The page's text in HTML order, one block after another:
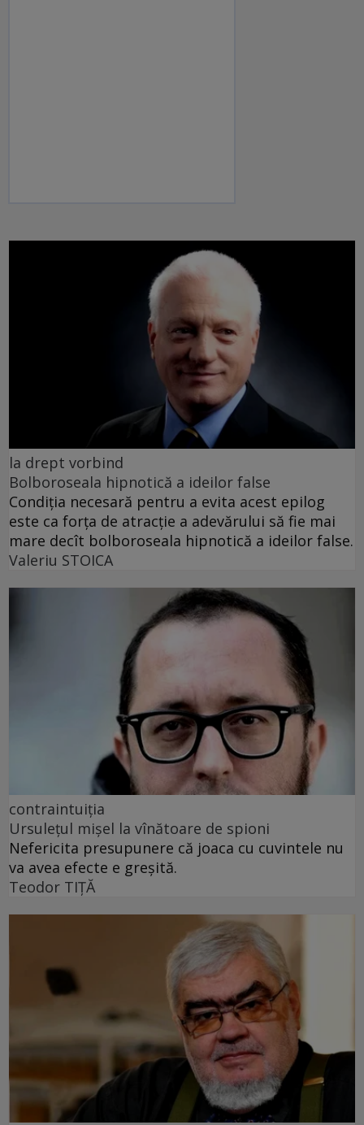
la drept vorbind
Bolboroseala hipnotică a ideilor false
Condiția necesară pentru a evita acest epilog
este ca forța de atracție a adevărului să fie mai
mare decît bolboroseala hipnotică a ideilor false.
Valeriu STOICA
contraintuiția
Ursulețul mișel la vînătoare de spioni
Nefericita presupunere că joaca cu cuvintele nu
va avea efecte e greșită.
Teodor TIŢĂ